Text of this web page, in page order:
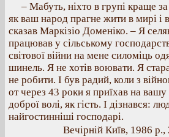
– Мабуть, ніхто в групі краще
як ваш народ прагне жити в мирі і
сказав Маркізіо Доменіко. – Я
працював у сільському
світової війни на мене силоміць
шинель. Я не хотів воювати. Я
не робити. І був радий, коли з
от через 43 роки я приїхав на
доброї волі, як гість. І дізнався:
найгостинніші господарі.
Вечірній Київ, 1986